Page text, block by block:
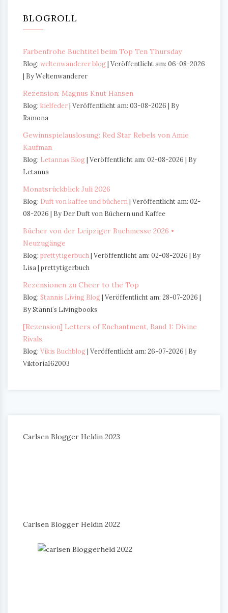
BLOGROLL
Farbenfrohe Buchtitel beim Top Ten Thursday
Blog: weltenwanderer blog Veröffentlicht am: 06-08-2026
By Weltenwanderer
Rezension: Magnus Knut Hansen
Blog: kielfeder Veröffentlicht am: 03-08-2026
By
Ramona
Gewinnspielauslosung: Red Star Rebels von Amie
Kaufman
Blog: Letannas Blog Veröffentlicht am: 02-08-2026
By
Letanna
Monatsrückblick Juli 2026
Blog: Duft von kaffee und büchern
Veröffentlicht am: 02-
08-2026
By Der Duft von Büchern und Kaffee
Bücher von der Leipziger Buchmesse 2026 •
Neuzugänge
Blog: prettytigerbuch Veröffentlicht am: 02-08-2026
By
Lisa | prettytigerbuch
Rezensionen zu Cheer to the Top
Blog: Stannis Living Blog Veröffentlicht am: 28-07-2026
By Stanni´s Livingbooks
[Rezension] Letters of Enchantment, Band 1: Divine
Rivals
Blog: Vikis Buchblog Veröffentlicht am: 26-07-2026
By
Viktoria162003
Carlsen Blogger Heldin 2023
Carlsen Blogger Heldin 2022